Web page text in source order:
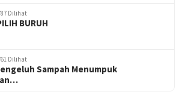
Dilihat
BURUH
Dilihat
Sampah Menumpuk